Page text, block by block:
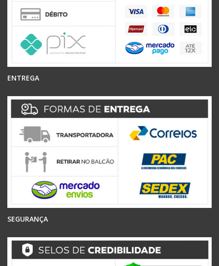
ENTREGA
SEGURANÇA